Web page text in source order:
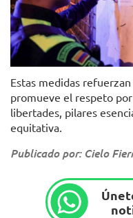
Estas medidas
promueve el respeto
libertades, pilares
equitativa.
Publicado por: Cielo